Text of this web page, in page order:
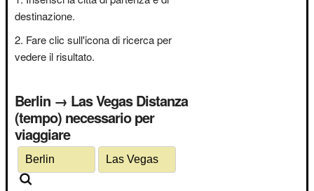
destinazione.
Fare clic sull'icona di ricerca per
vedere il risultato.
Berlin → Las Vegas Distanza
(tempo) necessario per
viaggiare